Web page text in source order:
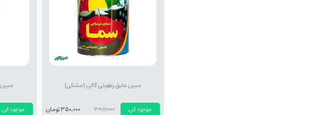
مبین عایق رطوبتی گالن (مشکی)
موجود کن 385,000 350,000 تومان موجود کن